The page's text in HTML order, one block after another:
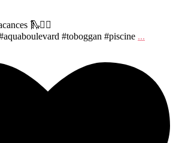
🛝🏊‍♀️
#toboggan #piscine ...